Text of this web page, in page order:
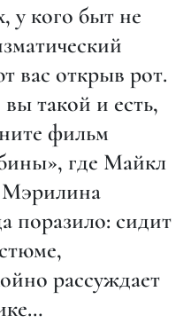
у кого быт не
вас открыв рот.
такой и есть,
фильм
где Майкл
поразило: сидит
рассуждает